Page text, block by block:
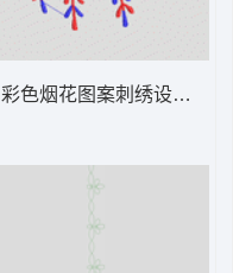
彩色烟花图案刺绣设计 花型